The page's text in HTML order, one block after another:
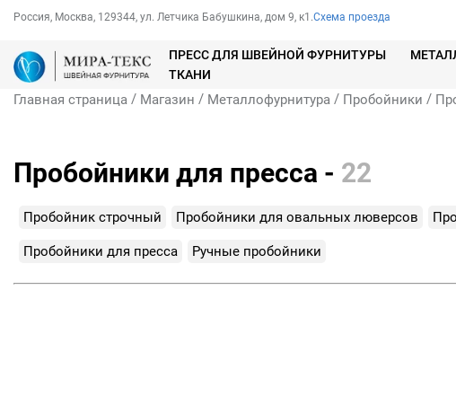
Россия, Москва, 129344, ул. Летчика Бабушкина, дом 9, к1.Схема проезда
ПРЕСС ДЛЯ ШВЕЙНОЙ ФУРНИТУРЫ
ТКАНИ
Главная страница / Магазин / Металлофурнитура / Пробойники /
Пробойники для пресса - 22
Пробойник строчный Пробойники для овальных люверсов
Пробойники для пресса Ручные пробойники